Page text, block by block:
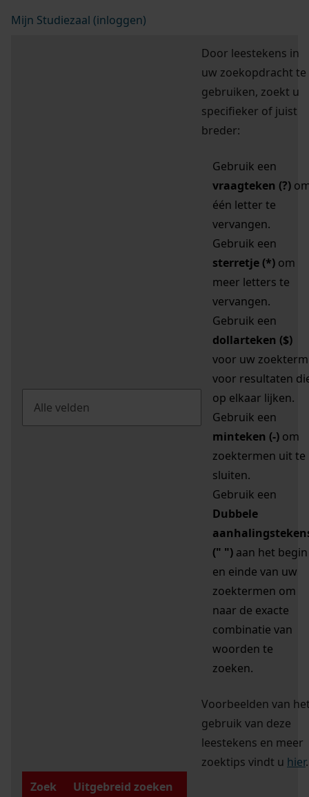
Mijn Studiezaal (inloggen)
Door leestekens in
uw zoekopdracht te
gebruiken, zoekt u
specifieker of juist
breder:
Gebruik een
vraagteken (?)
één letter te
vervangen.
Gebruik een
sterretje (*) om
meer letters te
vervangen.
Gebruik een
dollarteken ($)
voor uw zoekterm
voor resultaten
op elkaar lijken.
Gebruik een
minteken (-) om
zoektermen uit te
sluiten.
Gebruik een
Dubbele
(" ") aan het begin
en einde van uw
zoektermen om
naar de exacte
combinatie van
woorden te
zoeken.
Voorbeelden van
gebruik van deze
leestekens en meer
zoektips vindt u hier.
Zoek
Uitgebreid zoeken